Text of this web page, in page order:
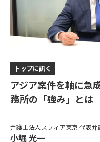
トップに訊く
アジア案件を軸に急
務所の「強み」とは
弁護士法人スフィア東京 代表
小堀 光一